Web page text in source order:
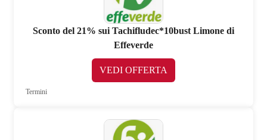
Sconto del 21% sui Tachifludec*10bust Limone di
Effeverde
VEDI OFFERTA
Termini